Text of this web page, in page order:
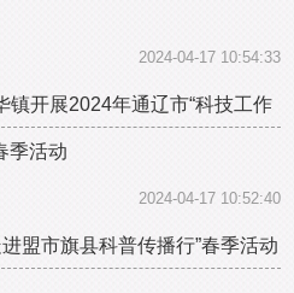
2024-04-17 10:54:33
镇开展2024年通辽市“科技工作
季活动
2024-04-17 10:52:40
盟市旗县科普传播行”春季活动